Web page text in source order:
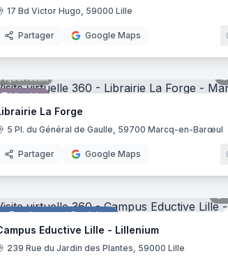
17 Bd Victor Hugo, 59000 Lille
Partager Google Maps
Librairie
Ajout récent
La Forge
5 Pl. du Général de Gaulle, 59700 Marcq-en-Barœul
Partager Google Maps
Enseignement Supérieur
Eductive Lille - Lillenium
239 Rue du Jardin des Plantes, 59000 Lille